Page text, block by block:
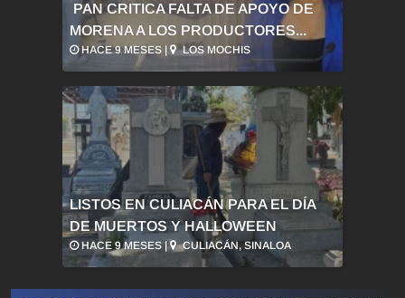
PAN CRITICA FALTA DE APOYO DE
MORENA A LOS PRODUCTORES...
HACE 9 MESES | LOS MOCHIS
LISTOS EN CULIACÁN PARA EL DÍA
DE MUERTOS Y HALLOWEEN
HACE 9 MESES | CULIACÁN, SINALOA